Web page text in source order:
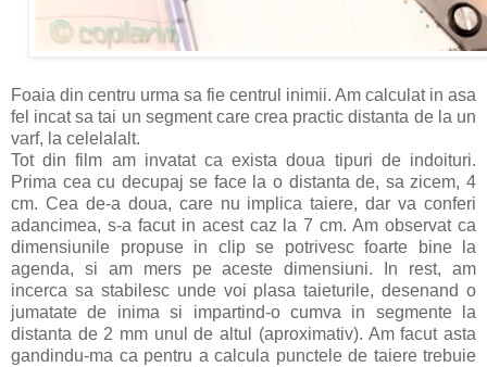
Foaia din centru urma sa fie centrul inimii. Am calculat in asa
fel incat sa tai un segment care crea practic distanta de la un
varf, la celelalalt.
Tot din film am invatat ca exista doua tipuri de indoituri.
Prima cea cu decupaj se face la o distanta de, sa zicem, 4
cm. Cea de-a doua, care nu implica taiere, dar va conferi
adancimea, s-a facut in acest caz la 7 cm. Am observat ca
dimensiunile propuse in clip se potrivesc foarte bine la
agenda, si am mers pe aceste dimensiuni. In rest, am
incerca sa stabilesc unde voi plasa taieturile, desenand o
jumatate de inima si impartind-o cumva in segmente la
distanta de 2 mm unul de altul (aproximativ). Am facut asta
gandindu-ma ca pentru a calcula punctele de taiere trebuie